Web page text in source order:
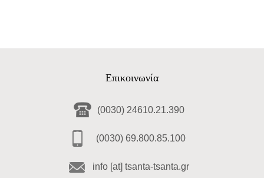
Επικοινωνία
(0030) 24610.21.390
(0030) 69.800.85.100
info [at] tsanta-tsanta.gr